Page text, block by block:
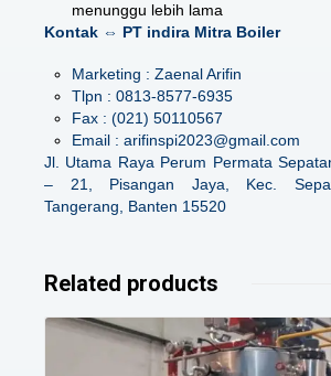
menunggu lebih lama
Kontak ⇔ PT indira Mitra Boiler
Marketing : Zaenal Arifin
Tlpn : 0813-8577-6935
Fax : (021) 50110567
Email : arifinspi2023@gmail.com
Jl. Utama Raya Perum Permata
– 21, Pisangan Jaya, Kec.
Tangerang, Banten 15520
Related products